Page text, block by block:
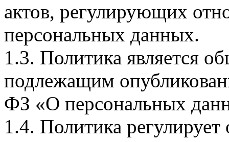
актов, регулирующих
персональных данных.
1.3. Политика является
подлежащим
ФЗ «О персональных
1.4. Политика